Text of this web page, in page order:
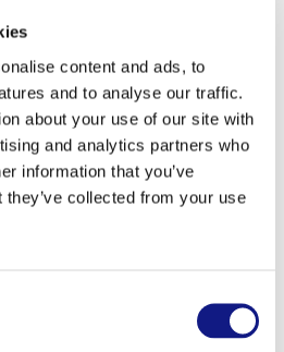
content and ads, to
and to analyse our traffic.
about your use of our site with
and analytics partners who
information that you’ve
collected from your use
sont concernées:
de l’enseignement
(Diplôme de fin d'études
DT - Diplôme de
d'aptitude
- Certificat de capacité
ou obtention de dispense de